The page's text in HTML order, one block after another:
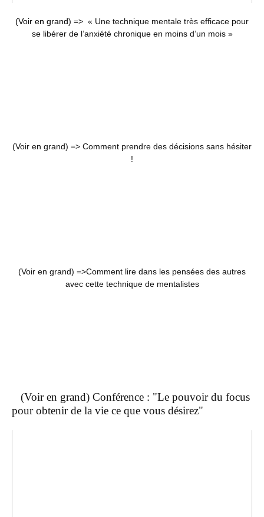
(Voir en grand) => « Une technique mentale très efficace pour
se libérer de l’anxiété chronique en moins d’un mois »
(Voir en grand) => Comment prendre des décisions sans hésiter
!
(Voir en grand) =>Comment lire dans les pensées des autres
avec cette technique de mentalistes
(Voir en grand) Conférence : "Le pouvoir du focus
pour obtenir de la vie ce que vous désirez"